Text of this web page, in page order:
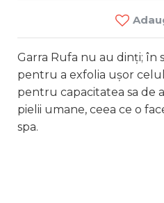
Garra Rufa nu au dinți; în
pentru a exfolia ușor
pentru capacitatea sa de
pielii umane, ceea ce o
spa.